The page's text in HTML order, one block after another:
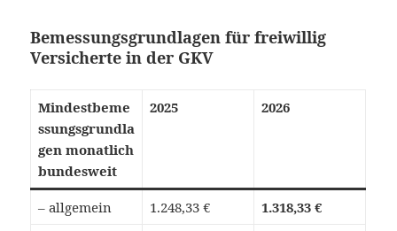
Bemessungsgrundlagen für freiwillig
Versicherte in der GKV
Mindestbeme
ssungsgrundla
gen monatlich
bundesweit
2025 2026
– allgemein 1.248,33 €
1.318,33 €